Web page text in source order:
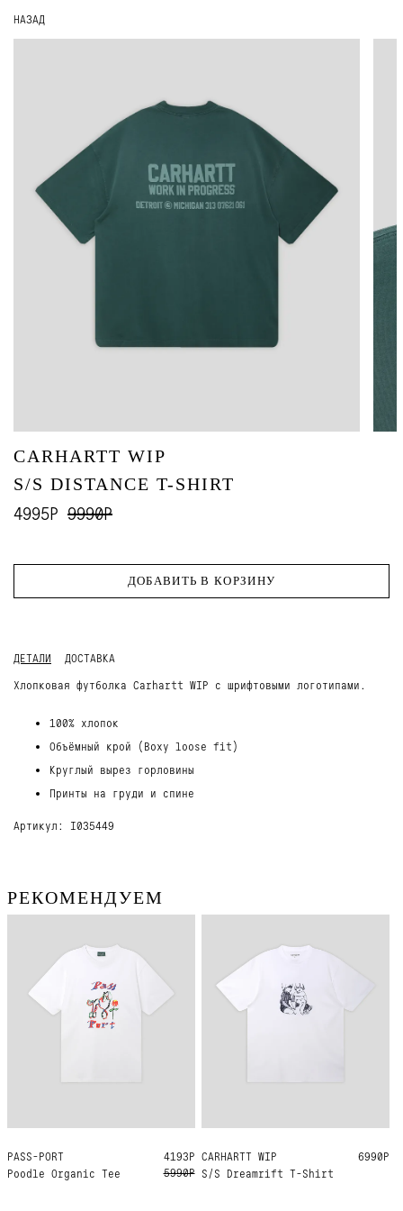
НАЗАД
CARHARTT WIP
S/S DISTANCE T-SHIRT
4995Р 9990Р
ДОБАВИТЬ В КОРЗИНУ
ДЕТАЛИ
ДОСТАВКА
Хлопковая футболка Carhartt WIP c шрифтовыми логотипами.
100% хлопок
Объёмный крой (Boxy loose fit)
Круглый вырез горловины
Принты на груди и спине
Артикул: I035449
РЕКОМЕНДУЕМ
PASS-PORT
Poodle Organic Tee
M L XL
4193Р
5990Р
CARHARTT WIP
S/S Dreamrift T-Shirt
S M L XL 6990Р